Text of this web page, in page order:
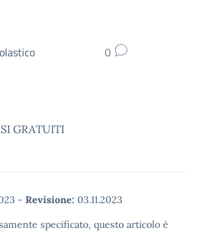
0
GRATUITI
- Revisione: 03.11.2023
specificato, questo articolo è